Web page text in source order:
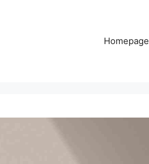
Homepage